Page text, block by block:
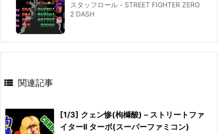
スタッフロール - STREET FIGHTER ZERO
2 DASH
 関連記事
[1/3] クェン惨(枸櫞酸) – ストリートファ
イターII ターボ(スーパーファミコン)